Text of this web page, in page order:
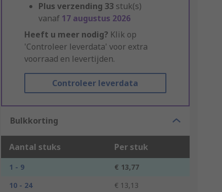
Plus verzending 33 stuk(s)
vanaf 17 augustus 2026
Heeft u meer nodig? Klik op
'Controleer leverdata' voor extra
voorraad en levertijden.
Controleer leverdata
Bulkkorting
Aantal stuks Per stuk
1 - 9
€ 13,77
10 - 24
€ 13,13